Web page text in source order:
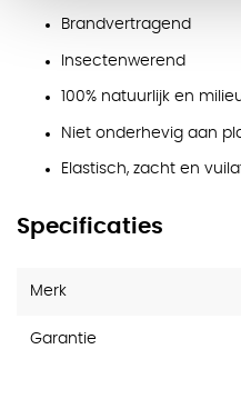
Brandvertragend
Insectenwerend
100% natuurlijk en
Niet onderhevig aan
Elastisch, zacht en
Specificaties
Merk
Garantie